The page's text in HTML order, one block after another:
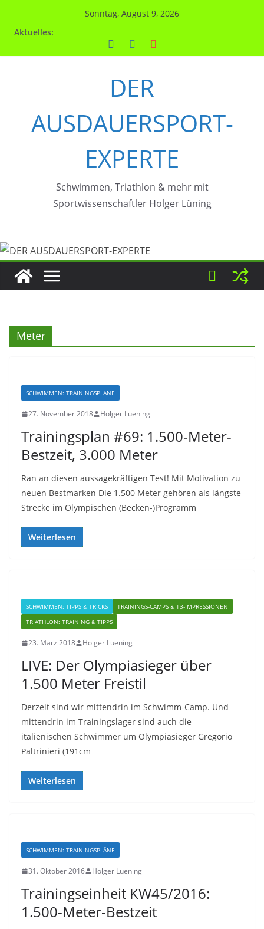
Sonntag, August 9, 2026
Aktuelles:
DER
AUSDAUERSPORT-
EXPERTE
Schwimmen, Triathlon & mehr mit
Sportwissenschaftler Holger Lüning
Meter
SCHWIMMEN: TRAININGSPLÄNE
27. November 2018 Holger Luening
Trainingsplan #69: 1.500-Meter-
Bestzeit, 3.000 Meter
Ran an diesen aussagekräftigen Test! Mit Motivation zu
neuen Bestmarken Die 1.500 Meter gehören als längste
Strecke im Olympischen (Becken-)Programm
Weiterlesen
SCHWIMMEN: TIPPS & TRICKS
TRAININGS-CAMPS & T3-IMPRESSIONEN
TRIATHLON: TRAINING & TIPPS
23. März 2018 Holger Luening
LIVE: Der Olympiasieger über
1.500 Meter Freistil
Derzeit sind wir mittendrin im Schwimm-Camp. Und
mittendrin im Trainingslager sind auch die
italienischen Schwimmer um Olympiasieger Gregorio
Paltrinieri (191cm
Weiterlesen
SCHWIMMEN: TRAININGSPLÄNE
31. Oktober 2016 Holger Luening
Trainingseinheit KW45/2016:
1.500-Meter-Bestzeit